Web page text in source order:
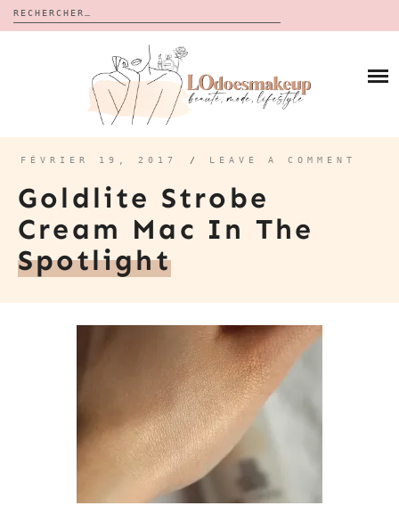
Rechercher :
CALENDRIERS DE L’AVENT
BON PLAN
À PROPOS
CONTACT
FÉVRIER 19, 2017 / LEAVE A COMMENT
Goldlite Strobe
Cream Mac In The
Spotlight